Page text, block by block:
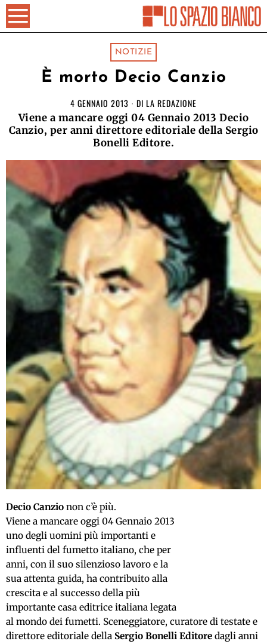
NOTIZIE
È morto Decio Canzio
4 GENNAIO 2013 DI LA REDAZIONE
Viene a mancare oggi 04 Gennaio 2013 Decio
Canzio, per anni direttore editoriale della Sergio
Bonelli Editore.
Decio Canzio non c’è più.
Viene a mancare oggi 04 Gennaio 2013
uno degli uomini più importanti e
influenti del fumetto italiano, che per
anni, con il suo silenzioso lavoro e la
sua attenta guida, ha contribuito alla
crescita e al successo della più
importante casa editrice italiana legata
al mondo dei fumetti. Sceneggiatore, curatore di testate e
direttore editoriale della Sergio Bonelli Editore dagli anni